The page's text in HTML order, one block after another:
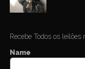
Recebe Todos os leilões
Name